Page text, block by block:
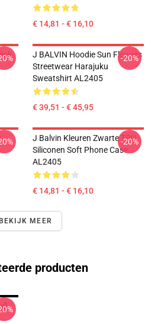
€ 14,81 - € 16,10
J BALVIN Hoodie Sun Flowers
Streetwear Harajuku
Sweatshirt AL2405
€ 39,51 - € 45,95
-20%
J Balvin Kleuren Zwarte TPU
Siliconen Soft Phone Case
AL2405
€ 14,81 - € 16,10
-20%
BEKIJK MEER
producten